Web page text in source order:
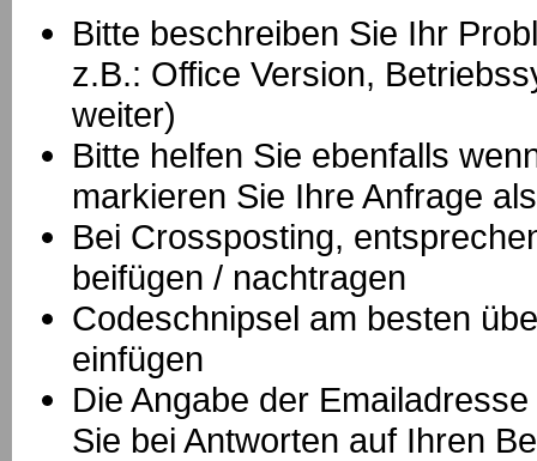
Bitte beschreiben Sie Ihr
z.B.: Office Version,
weiter)
Bitte helfen Sie ebenfalls
markieren Sie Ihre Anfrage
Bei Crossposting,
beifügen / nachtragen
Codeschnipsel am besten
einfügen
Die Angabe der
Sie bei Antworten auf Ihren